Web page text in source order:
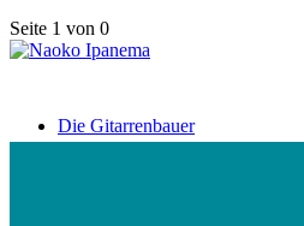
Die Gitarrenbauer
Seite 1 von 0